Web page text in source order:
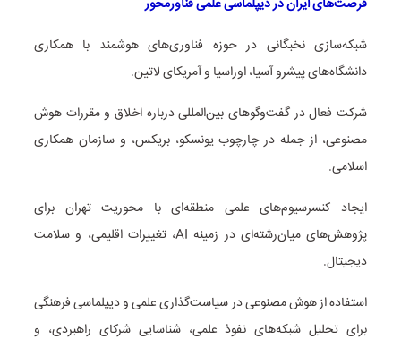
فرصت‌های ایران در دیپلماسی علمی فناورمحور
شبکه‌سازی نخبگانی در حوزه فناوری‌های هوشمند با همکاری
دانشگاه‌های پیشرو آسیا، اوراسیا و آمریکای لاتین.
شرکت فعال در گفت‌وگوهای بین‌المللی درباره اخلاق و مقررات هوش
مصنوعی، از جمله در چارچوب یونسکو، بریکس، و سازمان همکاری
اسلامی.
ایجاد کنسرسیوم‌های علمی منطقه‌ای با محوریت تهران برای
پژوهش‌های میان‌رشته‌ای در زمینه AI، تغییرات اقلیمی، و سلامت
دیجیتال.
استفاده از هوش مصنوعی در سیاست‌گذاری علمی و دیپلماسی فرهنگی
برای تحلیل شبکه‌های نفوذ علمی، شناسایی شرکای راهبردی، و